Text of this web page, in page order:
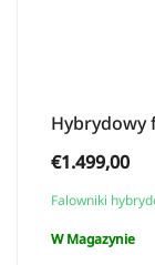
Hybrydowy
€1.499,00
Falowniki
W Magazynie